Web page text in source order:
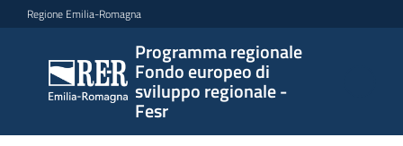
Vai al contenuto
Vai alla navigazione
Vai al footer
Regione Emilia-Romagna
Programma regionale
Fondo europeo di
sviluppo regionale -
Fesr
Programma
regionale
Fondo
europeo di